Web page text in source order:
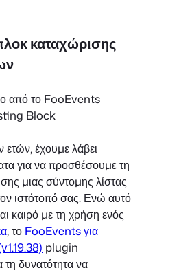
καταχώρισης
έχουμε λάβει
για να προσθέσουμε τη
μιας σύντομης λίστας
ιστότοπό σας. Ενώ αυτό
καιρό με τη χρήση ενός
, το FooEvents για
plugin
δυνατότητα να